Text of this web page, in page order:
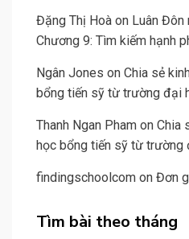
Đặng Thị Hoà on Luân
Chương 9: Tìm kiếm hạnh
Ngân Jones on Chia sẻ
bổng tiến sỹ từ trường đại
Thanh Ngan Pham on Chia
học bổng tiến sỹ từ trường
findingschoolcom on Đơn
Tìm bài theo tháng